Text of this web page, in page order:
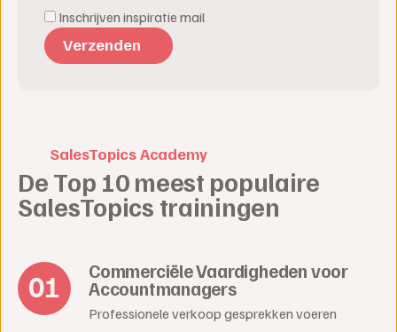
Inschrijven inspiratie mail
SalesTopics Academy
De Top 10 meest populaire
SalesTopics trainingen
Commerciële Vaardigheden voor
Accountmanagers
Professionele verkoop gesprekken voeren